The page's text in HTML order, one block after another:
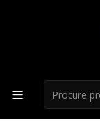
Amostra